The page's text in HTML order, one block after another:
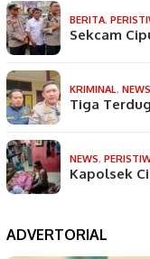
BERITA,
Sekcam
KRIMINAL, NEWS
Tiga
NEWS,
Kapolsek
ADVERTORIAL